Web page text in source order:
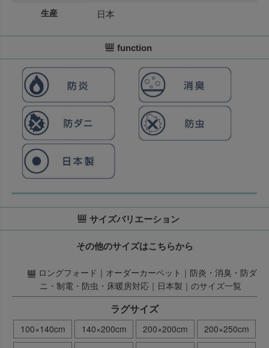
生産 日本
function
サイズバリエーション
その他のサイズはこちらから
ロングフォード｜オーダーカーペット｜防炎・消臭・防ダ
ニ・制電・防虫・床暖房対応｜日本製｜のサイズ一覧
ラグサイズ
100×140cm 140×200cm 200×200cm
200×250cm